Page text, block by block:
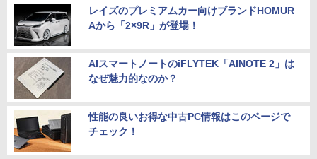
レイズのプレミアムカー向けブランドHOMUR
Aから「2×9R」が登場！
AIスマートノートのiFLYTEK「AINOTE 2」は
なぜ魅力的なのか？
性能の良いお得な中古PC情報はこのページで
チェック！